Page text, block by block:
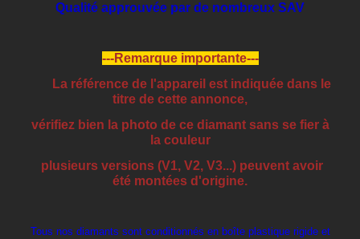
Qualité approuvée par de nombreux SAV
---Remarque importante---
La référence de l'appareil est indiquée dans le
titre de cette annonce,
vérifiez bien la photo de ce diamant sans se fier à
la couleur
plusieurs versions (V1, V2, V3...) peuvent avoir
été montées d'origine.
Tous nos diamants sont conditionnés en boîte plastique rigide et